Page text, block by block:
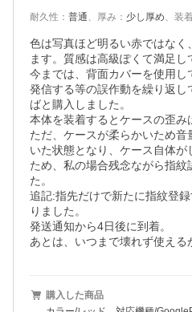
耐久性 ： 普通、 厚み ： 少し厚め、 装
色は写真ほど明るい赤ではなく
ます。質感は高級ぽくて満足し
今までは、背面カバーを使用
発信する等の誤作動を繰り返
ばと購入しました。
本体を装着するとケースの歪み
ただ、ケースが柔らかいため
いた状態となり、ケース自体が
ため、私の場合残念ながら指紋
た。
追記:指先だけで新たに指紋登
りました。
発送通知から4日後に到着。
購入した商品